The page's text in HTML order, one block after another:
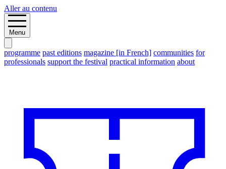
Aller au contenu
Menu
programme past editions magazine [in French] communities for
professionals support the festival practical information about